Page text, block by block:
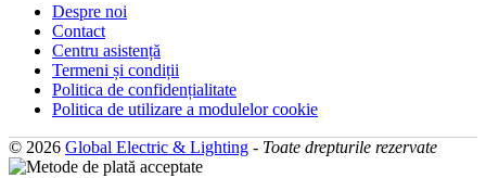
Despre noi
Contact
Centru asistență
Termeni și condiții
Politica de confidențialitate
Politica de utilizare a modulelor cookie
© 2026 Global Electric & Lighting - Toate drepturile rezervate